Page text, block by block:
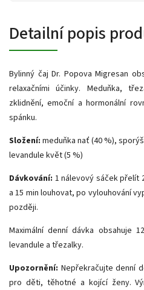
Detailní popis
Bylinný čaj Dr. Popova Migresan
relaxačními účinky. Meduňka,
zklidnění, emoční a hormonální
spánku.
Složení: meduňka nať (40 %),
levandule květ (5 %)
Dávkování: 1 nálevový sáček přelít
a 15 min louhovat, po vylouhování
později.
Maximální denní dávka obsahuje
levandule a třezalky.
Upozornění: Nepřekračujte denní
pro děti, těhotné a kojící ženy.